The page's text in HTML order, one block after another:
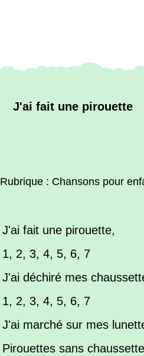
J'ai fait une pirouette
Rubrique : Chansons pour
J'ai fait une pirouette,
1, 2, 3, 4, 5, 6, 7
J'ai déchiré mes
1, 2, 3, 4, 5, 6, 7
J'ai marché sur mes
Pirouettes sans